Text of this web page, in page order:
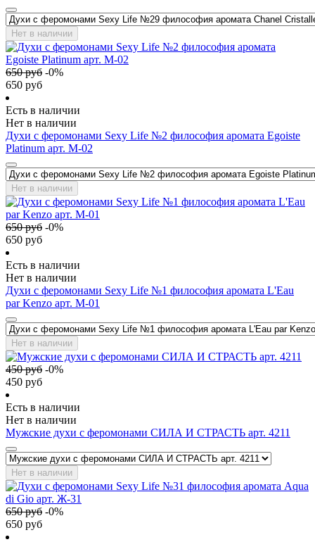
Нет в наличии
650руб -0%
650 руб
Есть в наличии
Нет в наличии
Духи с феромонами Sexy Life №2 философия аромата Egoiste
Platinum арт. М-02
Нет в наличии
650руб -0%
650 руб
Есть в наличии
Нет в наличии
Духи с феромонами Sexy Life №1 философия аромата L'Eau
par Kenzo арт. М-01
Нет в наличии
450руб -0%
450 руб
Есть в наличии
Нет в наличии
Мужские духи с феромонами СИЛА И СТРАСТЬ арт. 4211
Нет в наличии
650руб -0%
650 руб